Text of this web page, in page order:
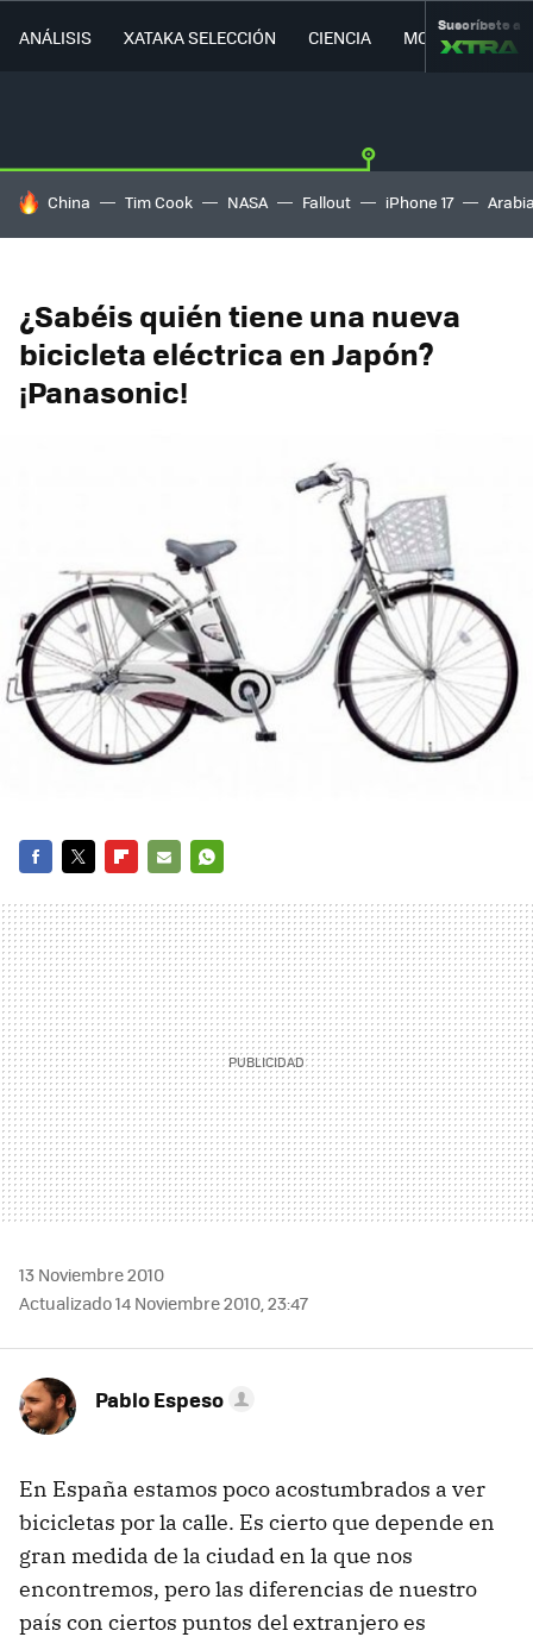
ANÁLISIS XATAKA SELECCIÓN CIENCIA MOVILIDAD
Suscríbete a
HOY SE HABLA DE
China Tim Cook NASA Fallout iPhone 17
¿Sabéis quién tiene una nueva
bicicleta eléctrica en Japón?
¡Panasonic!
MAIL
13 Noviembre 2010
Actualizado 14 Noviembre 2010, 23:47
Pablo Espeso
En España estamos poco acostumbrados a ver
bicicletas por la calle. Es cierto que depende en
gran medida de la ciudad en la que nos
encontremos, pero las diferencias de nuestro
país con ciertos puntos del extranjero es